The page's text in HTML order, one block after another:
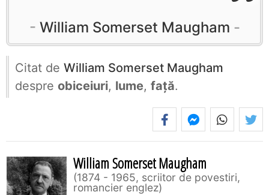
William Somerset Maugham
Citat de William Somerset Maugham
despre obiceiuri, lume, față.
William Somerset Maugham
1874 - 1965, scriitor de povestiri,
romancier englez